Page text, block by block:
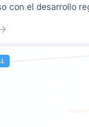
con el desarrollo